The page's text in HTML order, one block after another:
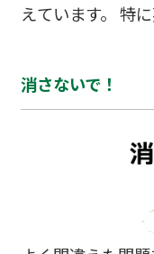
えています。 特
ので、自信を無
けていってくださ
アップしました
ています。これ
😊 ご入塾のご相
た、現在夏期講
個別にカリキュ
方は早めのご相
消さないで！